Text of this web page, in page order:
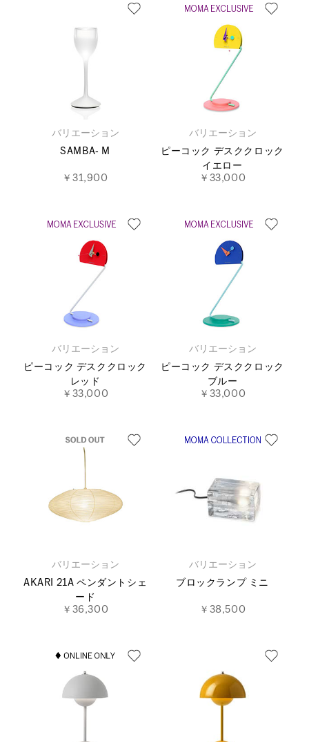
バリエーション
SAMBA‐ M
￥31,900
バリエーション
ピーコック デスククロック
イエロー
￥33,000
バリエーション
ピーコック デスククロック
レッド
￥33,000
バリエーション
ピーコック デスククロック
ブルー
￥33,000
バリエーション
AKARI 21A ペンダントシェ
ード
￥36,300
バリエーション
ブロックランプ ミニ
￥38,500